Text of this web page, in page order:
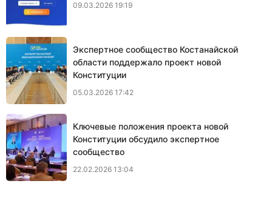
09.03.2026 19:19
Экспертное сообщество Костанайской
области поддержало проект новой
Конституции
05.03.2026 17:42
Ключевые положения проекта новой
Конституции обсудило экспертное
сообщество
22.02.2026 13:04